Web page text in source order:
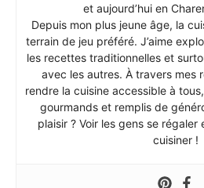
et aujourd’hui en
Depuis mon plus jeune âge, la
terrain de jeu préféré. J’aime
les recettes traditionnelles et
avec les autres. À travers mes
rendre la cuisine accessible à
gourmands et remplis de
plaisir ? Voir les gens se
cuisiner !